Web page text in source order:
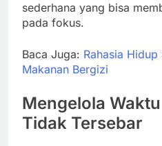
sederhana yang bisa
pada fokus.
Baca Juga: Rahasia
Makanan Bergizi
Mengelola
Tidak Tersebar